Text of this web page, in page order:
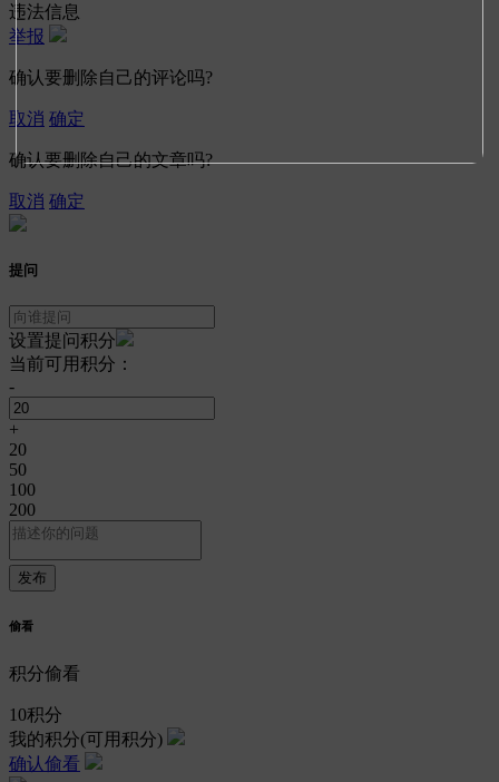
违法信息
举报
确认要删除自己的评论吗?
取消 确定
确认要删除自己的文章吗?
取消 确定
提问
设置提问积分
当前可用积分：
-
+
20
50
100
200
偷看
积分偷看
10积分
我的积分(可用积分)
确认偷看